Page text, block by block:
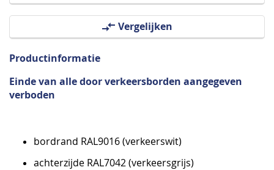
Vergelijken
Productinformatie
Einde van alle door verkeersborden aangegeven
verboden
bordrand RAL9016 (verkeerswit)
achterzijde RAL7042 (verkeersgrijs)